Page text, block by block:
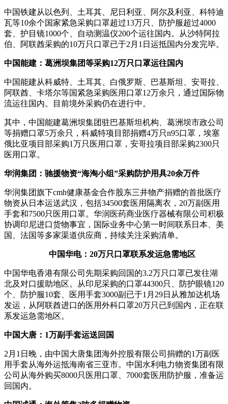
中国铁建从以色列、土耳其、尼日利亚、阿尔及利亚、科特迪
瓦等10余个国家紧急采购口罩超过13万只、防护服超过4000
套、护目镜1000个、自动测温仪200个运往国内。从沙特阿拉
伯、阿联酋采购的10万只口罩已于2月1日运抵国内分发完毕。
中国能建：葛洲坝集团等采购12万只口罩运往国内
中国能建从科威特、土耳其、白俄罗斯、巴基斯坦、安哥拉、
阿联酋、卡塔尔等国紧急采购医用口罩12万余只，通过国际物
流运往国内。目前境外采购仍在进行中。
其中，中国能建葛洲坝集团驻巴基斯坦机构、葛洲坝市政公司
等捐赠口罩5万余只，科威特项目部捐赠4万只n95口罩，埃塞
俄比亚项目部采购1万只医用口罩，安哥拉项目部采购2300只
医用口罩。
华润集团：驰援物资“海淘小组”采购防护用具20余万件
华润集团旗下cmh健康基金合作股东三井物产捐赠的首批医疗
物资从日本运送武汉，包括34500套医用隔离衣，20万副医用
手套和7500只医用口罩。华润医药商业医疗器械有限公司积极
协调印尼进口货物事宜，国际业务中心第一时间联系日本、美
国、法国等多家渠道供应商，持续关注采购清单。
中国华电：20万只口罩联系发运急需地区
中国华电香港有限公司先期采购回国的3.2万只口罩已发往湖
北及对口援助地区。从印尼采购的口罩44300只、防护眼镜120
个、防护服10套、医用手套3000副已于1月29日从雅加达机场
发运，从阿联酋进口的医用外科口罩20万只已到国内，正在联
系发运急需地区。
中国大唐：1万副手套运送回国
2月1日晚，由中国大唐集团海外控股有限公司捐赠的1万副医
用手套从海外运抵海南省三亚市。中国水利电力物资集团有限
公司从海外购买8000只医用口罩、7000套医用防护服，准备运
回国内。